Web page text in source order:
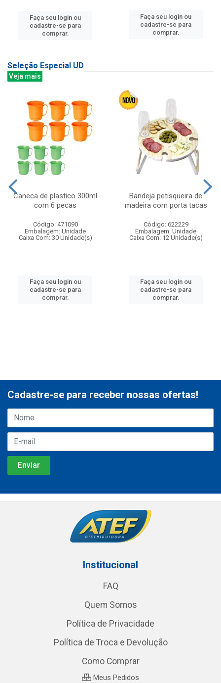
Faça seu login ou
cadastre-se para
comprar.
Faça seu login ou
cadastre-se para
comprar.
Seleção Especial UD
Veja mais
Caneca de plastico 300ml
com 6 pecas
Código: 471090
Embalagem: Unidade
Caixa Com: 30 Unidade(s)
Faça seu login ou
cadastre-se para
comprar.
Bandeja petisqueira de
madeira com porta tacas
Código: 622229
Embalagem: Unidade
Caixa Com: 12 Unidade(s)
Faça seu login ou
cadastre-se para
comprar.
Cadastre-se para receber nossas ofertas!
Institucional
FAQ
Quem Somos
Política de Privacidade
Política de Troca e Devolução
Como Comprar
Meus Pedidos